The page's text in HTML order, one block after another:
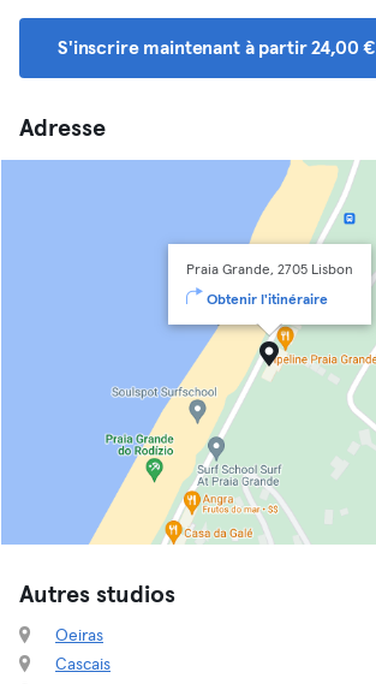
S'inscrire maintenant à partir 24,00 €
Adresse
Praia Grande, 2705 Lisbon
Obtenir l'itinéraire
Autres studios
Oeiras
Cascais